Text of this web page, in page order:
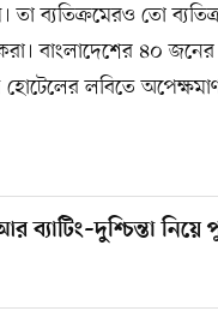
তা ব্যতিক্রমেরও তো
বাংলাদেশের ৪০
লবিতে
ব্যাটিং–দুশ্চিন্তা